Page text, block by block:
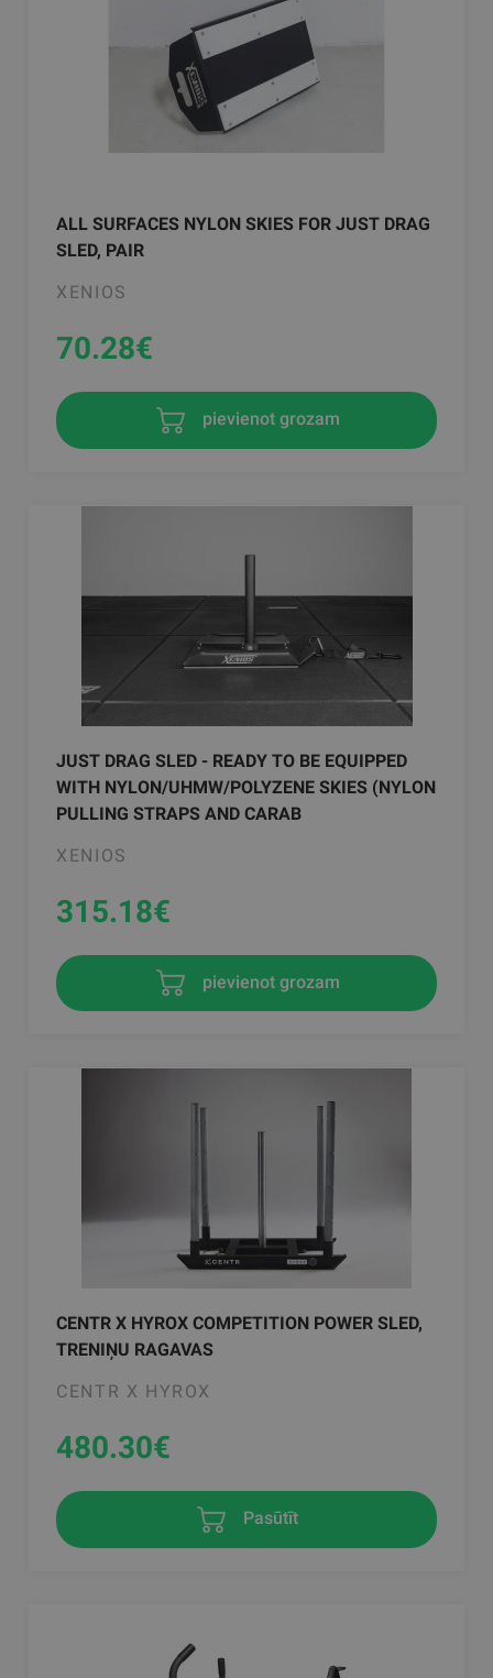
ALL SURFACES NYLON SKIES FOR JUST DRAG
SLED, PAIR
XENIOS
70.28€
pievienot grozam
JUST DRAG SLED - READY TO BE EQUIPPED
WITH NYLON/UHMW/POLYZENE SKIES (NYLON
PULLING STRAPS AND CARAB
XENIOS
315.18€
pievienot grozam
CENTR X HYROX COMPETITION POWER SLED,
TRENIŅU RAGAVAS
CENTR X HYROX
480.30€
Pasūtīt